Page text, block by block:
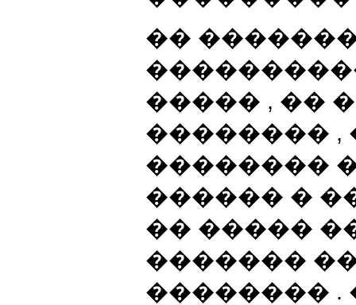
��
����� , ��
�������� ,
��������
������ �
�� �����
�������
�������� .